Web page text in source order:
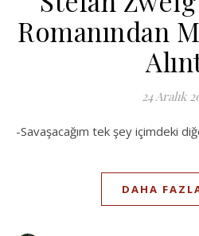
Romanından
24 Aralık
-Savaşacağım tek şey içimdeki
DAHA